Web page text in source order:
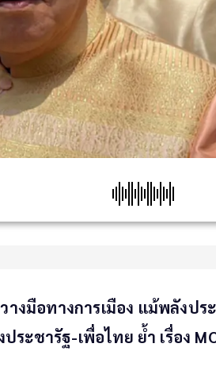
งมือทางการเมือง แม้พลังปร
ชารัฐ-เพื่อไทย ย้ำ เรื่อง